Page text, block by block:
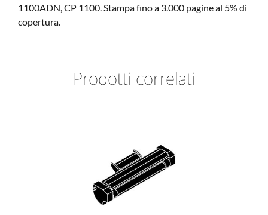
1100ADN, CP 1100. Stampa fino a 3.000 pagine al 5% di
copertura.
Prodotti correlati